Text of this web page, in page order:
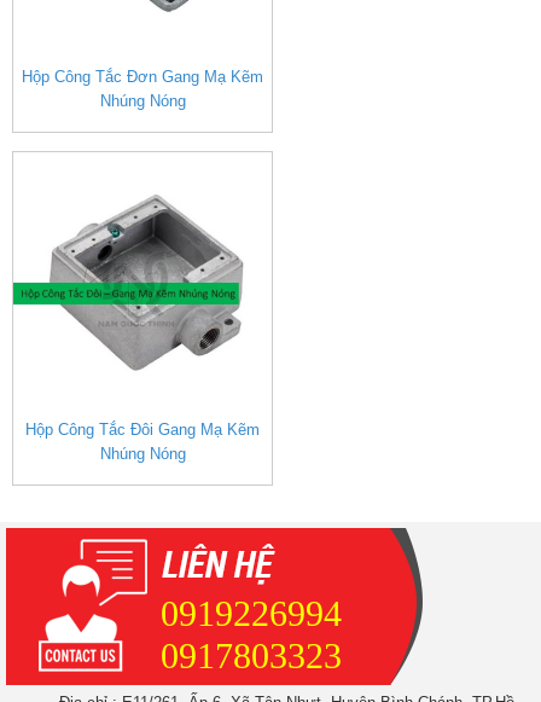
Hộp Công Tắc Đơn Gang Mạ Kẽm
Nhúng Nóng
Hộp Công Tắc Đôi Gang Mạ Kẽm
Nhúng Nóng
0919226994
0917803323